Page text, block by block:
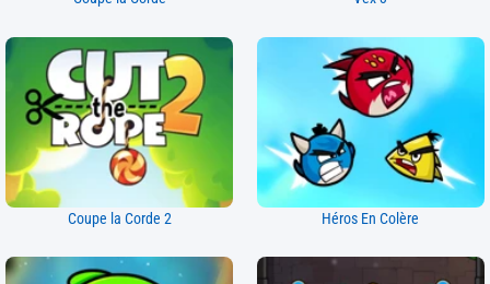
Coupe la Corde 2 Héros En Colère